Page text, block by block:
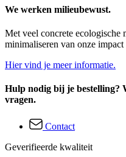
We werken milieubewust.
Met veel concrete ecologische
minimaliseren van onze
Hier vind je meer informatie.
Hulp nodig bij je bestelling?
vragen.
Contact
Geverifieerde kwaliteit